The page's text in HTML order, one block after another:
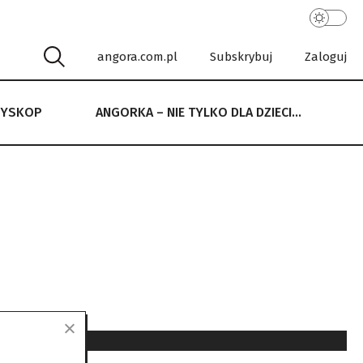
angora.com.pl Subskrybuj Zaloguj
ANGORKA – NIE TYLKO DLA DZIECI…
NIE TYLKO DLA DZIECI…